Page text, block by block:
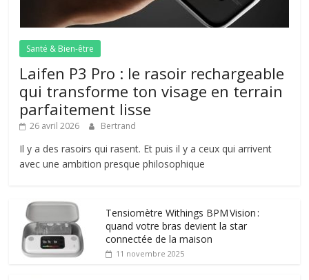
Santé & Bien-être
Laifen P3 Pro : le rasoir rechargeable
qui transforme ton visage en terrain
parfaitement lisse
26 avril 2026 Bertrand
Il y a des rasoirs qui rasent. Et puis il y a ceux qui arrivent
avec une ambition presque philosophique
Tensiomètre Withings BPM Vision :
quand votre bras devient la star
connectée de la maison
11 novembre 2025